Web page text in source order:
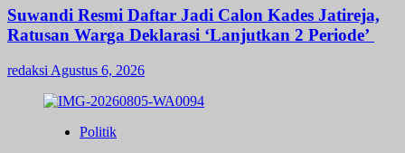
Suwandi Resmi Daftar Jadi Calon Kades Jatireja,
Ratusan Warga Deklarasi ‘Lanjutkan 2 Periode’
redaksi Agustus 6, 2026
Politik